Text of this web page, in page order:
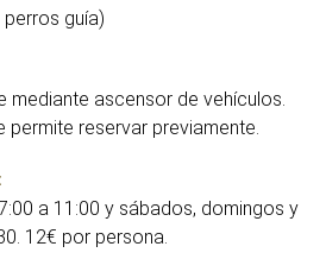
guía)
mediante ascensor de vehículos.
permite reservar previamente.
a 11:00 y sábados, domingos y
12€ por persona.